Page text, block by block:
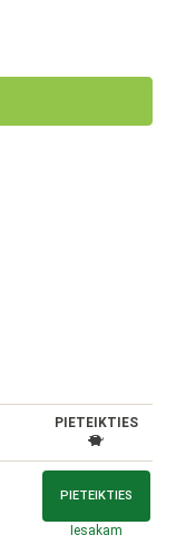
PIETEIKTIES
PIETEIKTIES
Iesakam